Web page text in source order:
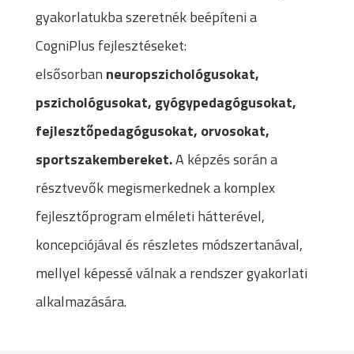
gyakorlatukba szeretnék beépíteni a
CogniPlus fejlesztéseket:
elsősorban neuropszichológusokat,
pszichológusokat, gyógypedagógusokat,
fejlesztőpedagógusokat, orvosokat,
sportszakembereket.A képzés során a
résztvevők megismerkednek a komplex
fejlesztőprogram elméleti hátterével,
koncepciójával és részletes módszertanával,
mellyel képessé válnak a rendszer gyakorlati
alkalmazására.